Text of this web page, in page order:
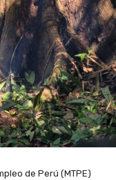
de Perú (MTPE)